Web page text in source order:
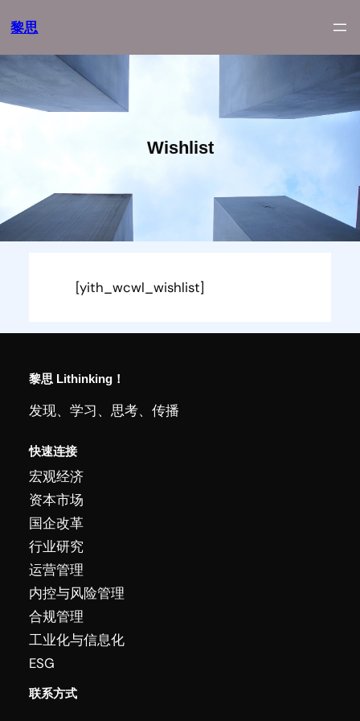
至
内
容
黎思
Wishlist
[yith_wcwl_wishlist]
黎思 Lithinking！
发现、学习、思考、传播
快速连接
宏观经济
资本市场
国企改革
行业研究
运营管理
内控与风险管理
合规管理
工业化与信息化
ESG
联系方式